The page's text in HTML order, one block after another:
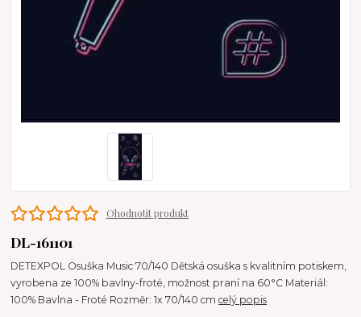
Ohodnotit produkt
DL-161101
DETEXPOL Osuška Music 70/140 Dětská osuška s kvalitním potiskem,
vyrobena ze 100% bavlny-froté, možnost praní na 60°C Materiál:
100% Bavlna - Froté Rozměr: 1x 70/140 cmcelý popis